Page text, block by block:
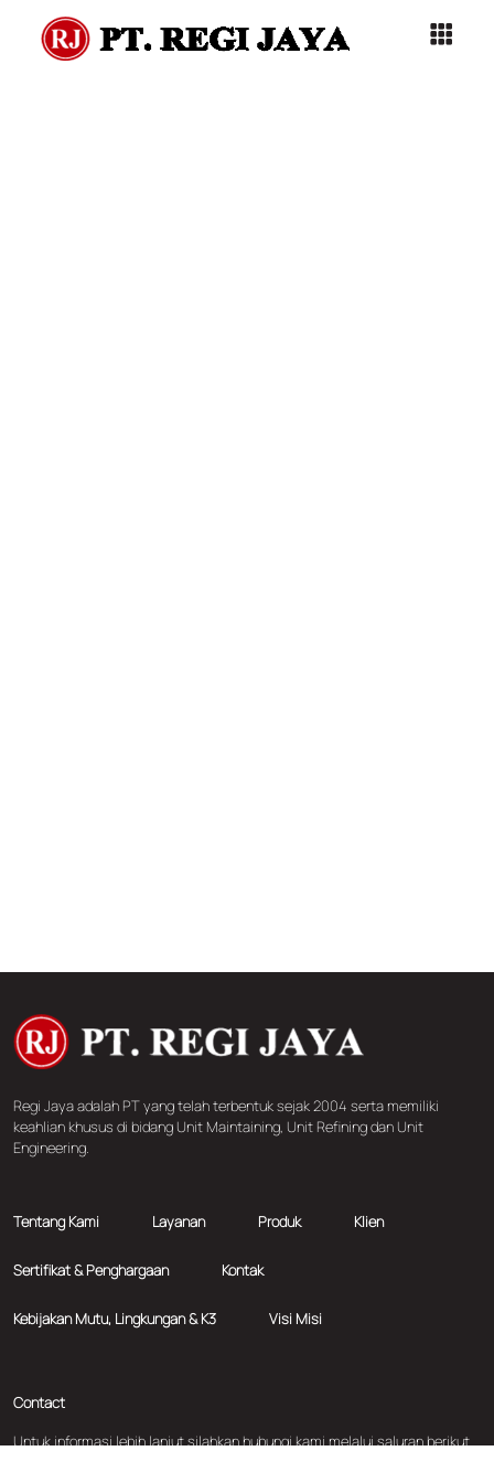
Regi Jaya adalah PT yang telah terbentuk sejak 2004 serta memiliki
keahlian khusus di bidang Unit Maintaining, Unit Refining dan Unit
Engineering.
Tentang Kami Layanan Produk Klien
Sertifikat & Penghargaan Kontak
Kebijakan Mutu, Lingkungan & K3 Visi Misi
Contact
Untuk informasi lebih lanjut silahkan hubungi kami melalui saluran berikut